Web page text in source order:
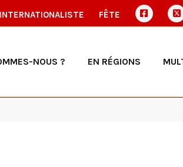
FÊTE
NOUS ? EN RÉGIONS